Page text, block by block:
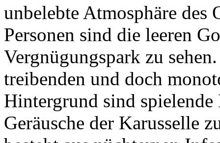
unbelebte Atmosphäre des
Personen sind die leeren
Vergnügungspark zu
treibenden und doch
Hintergrund sind
Geräusche der Karusselle